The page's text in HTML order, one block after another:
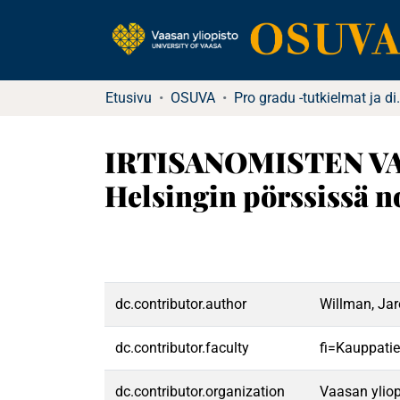
Etusivu OSUVA Pro gradu
IRTISANOMISTEN
Helsingin pörssissä
dc.contributor.author Willman,
dc.contributor.faculty
dc.contributor.organization Vaasan